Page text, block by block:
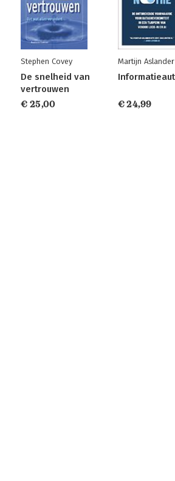
Stephen Covey
De snelheid van
vertrouwen
€ 25,00
Martijn Aslander
€ 24,99